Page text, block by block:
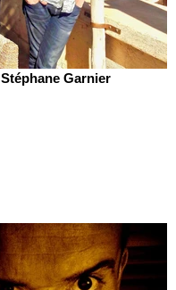
Stéphane Garnier